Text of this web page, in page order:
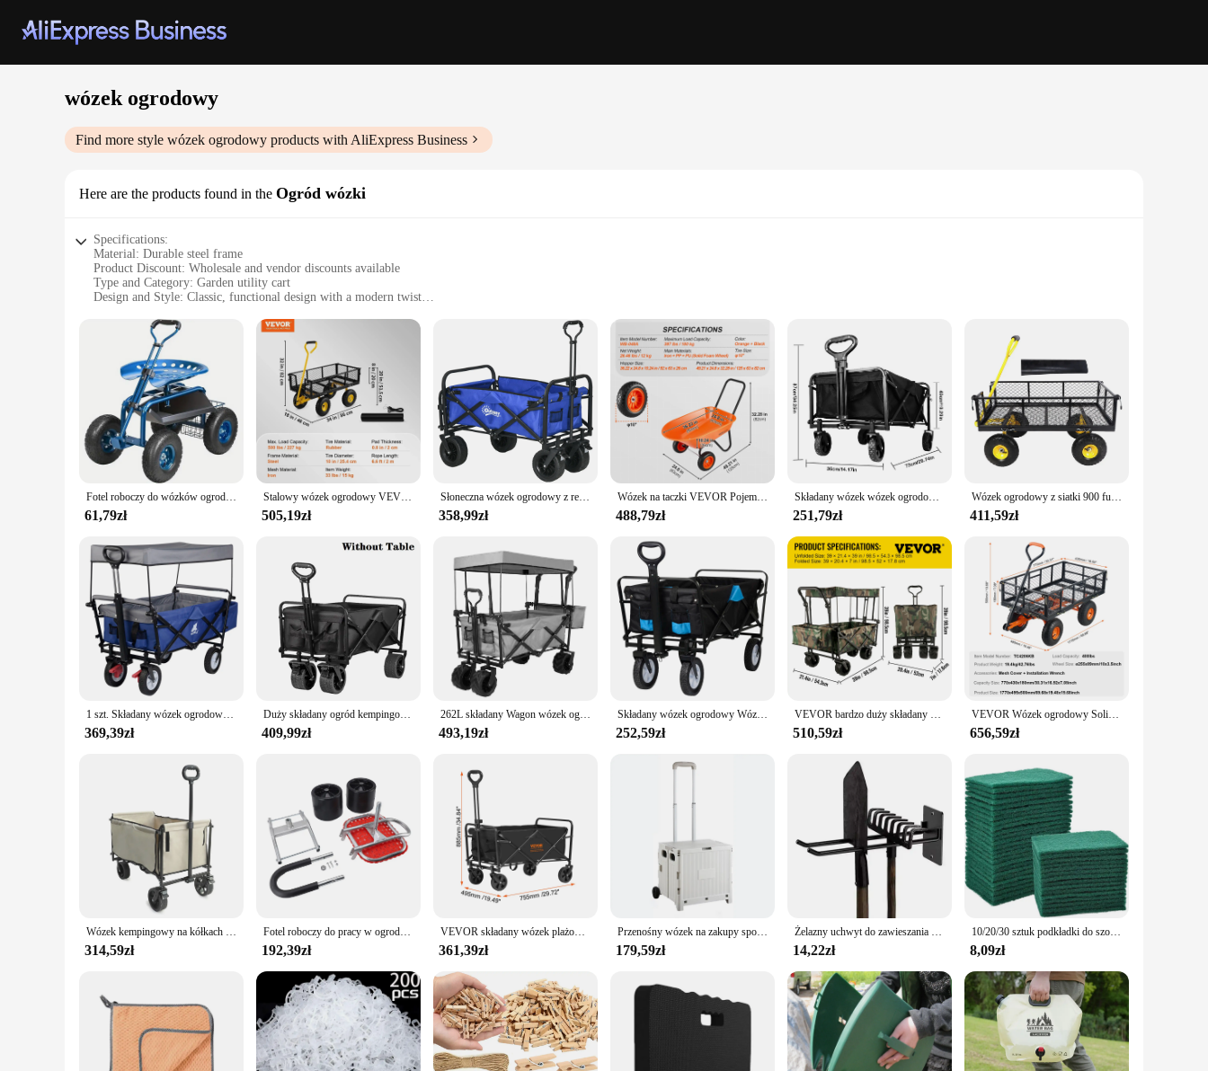
wózek ogrodowy
Find more style wózek ogrodowy products with AliExpress Business
Here are the products found in the Ogród wózki
Specifications:
Material: Durable steel frame
Product Discount: Wholesale and vendor discounts available
Type and Category: Garden utility cart
Design and Style: Classic, functional design with a modern twist
Typical Adaptive Scenario: Versatile for both residential and commercial use
Shape or Size or Weight or Quantity: Compact and lightweight, with a load capacity of up to 150kg
Features:
**Efficient and Sturdy Construction**
The wózek ogrodowy is a testament to robust construction and practicality. Crafted from high-grade steel, this garden utility cart is designed to withstand the rigors of daily use. Its sturdy frame
ensures that it can carry heavy loads with ease, making it an indispensable tool for gardeners, landscapers, and event organizers. The cart's design is not only functional but also visually appealing,
blending seamlessly into any outdoor setting.
**Versatile and User-Friendly**
Whether you're a professional landscaper or a home gardener, the wózek ogrodowy is your go-to companion for all your outdoor tasks. Its lightweight yet sturdy construction allows for easy
maneuverability, ensuring that you can transport your tools and supplies with minimal effort. The cart's design is thoughtfully crafted to facilitate easy loading and unloading, with a convenient handle
for pulling and pushing. The compact size makes it perfect for navigating through tight spaces, making it an asset for both residential and commercial use.
The wózek ogrodowy is not just a tool; it's an investment in your gardening or outdoor event needs. Its durable steel frame is designed to withstand the elements, ensuring that your cart remains a
reliable partner for years to come. The cart's robust construction and practical design make it an excellent choice for vendors and suppliers looking to provide their customers with a product that stands
the test of time. With its load capacity of up to 150kg, this cart is not just a tool; it's a reliable partner for all your heavy-duty tasks.
Fotel roboczy do wózków ogrodowych - obrotowe siedzisko 360 stopni, hulajnoga z uchwytem kierownicy, koła zapewniające łatwą mobilność
61,79zł
Stalowy wózek ogrodowy VEVOR o dużej wytrzymałości 500/900/1200/1400 funtów ze zdejmowanymi bocznikami siatkowymi do konwersji na płaski metalowy wagon
505,19zł
Słoneczna wózek ogrodowy z regulowany uchwyt długością i kątem niebieskiego
358,99zł
Wózek na taczki VEVOR Pojemność 330 funtów Jednokołowy wózek ogrodowy z uchwytem i kołami gąsienicami o szerokości 16 cali dla gospodarstw rolnych
488,79zł
Składany wózek wózek ogrodowy transportowy z 4 kołami do biwakowania na plażę na zakupy w ogrodzie o dużej pojemności
251,79zł
Wózek ogrodowy z siatki 900 funtów 408,2 kg Łożysko boczne Odpinany stalowy wagon ogrodowy na plażę do magazynu
411,59zł
1 szt. Składany wózek ogrodowy z kółkami dachowymi hamulec transportowy metalowy stalowy wózek do ogrodu Camping ochrona przed słońcem dzieci
369,39zł
Duży składany ogród kempingowy wózek na zakupy na zewnątrz wytrzymałe wózki z wagonami plażowymi z kołami i uchwytem
409,99zł
262L składany Wagon wózek ogrodowy ze zdejmowaną czaszą, 115kg udźwig Push & Pull wózek ogólnego przeznaczenia 600D Oxfort, koło terenowe
493,19zł
Składany wózek ogrodowy Wózek ręczny Transport narzędziowy z 4 kołami na kemping Ogród plażowy Wyjścia na zakupy Obciążenie 80 kg
252,59zł
VEVOR bardzo duży składany wózek ogrodowy składany wagon wózki użytkowe ze zdejmowanym baldachimem i kołami Outdoor Camping Wagon wózek
510,59zł
VEVOR Wózek ogrodowy Solidny metalowy wózek użytkowy 400 funtów obciążenia Wszechstronny wózek wywrotka z dwufunkcyjnym uchwytem i 10-calowymi kołami Taczka
656,59zł
Wózek kempingowy na kółkach 122L składany wózek przenośny wózek plażowy składany na piknik w ogrodzie na świeżym powietrzu zakupy wędkarstwo
314,59zł
Fotel roboczy do pracy w ogrodzie zwiększają wydajność Wózek do siedzenia ogrodowego Wygodna, oszczędność pracy, regulowany dla gospodarstw rolnych
192,39zł
VEVOR składany wózek plażowy wózek plażowy z kółkami terenowymi uchwyty na napoje wózek sportowy na kemping zakupy ogród
361,39zł
Przenośny wózek na zakupy spożywcze składany wózek pudełko z kółkami teleskopowy uchwyt pudełko do przechowywania na zewnątrz kemping narzędzia ogrodowe
179,59zł
Żelazny uchwyt do zawieszania ogrodu Hak do montażu na ścianie w garażu Wytrzymały wspornik do przechowywania Łopata Grabie Miotła Części wspierające
14,22zł
10/20/30 sztuk podkładki do szorowania gospodarstwa domowego usuwanie oleju w kuchni podkładki do garnków do mycia naczyń bez zarysowań uniwersalne czyszczenie wielokrotnego użytku Dishrag
8,09zł